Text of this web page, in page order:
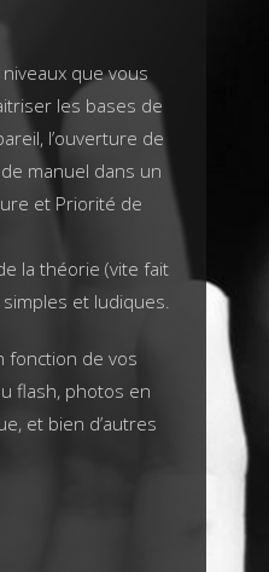
que vous
les bases de
l’ouverture de
manuel dans un
et Priorité de
la théorie (vite fait
et ludiques.
fonction de vos
flash, photos en
et bien d’autres